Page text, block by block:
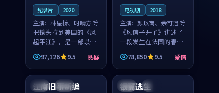
纪录片 2020
主演： 林星桥、时晴方 等
把镜头拉到美国的《风
起平江》，是一部以时
光记忆为底色的悬疑作
品。林星桥和时晴方贡
献了2020年颇受关注的
合作演出，影片在情感
层次与现实质感之间
97,126 9.5 悬疑
电视剧 2018
主演： 颜以南、余可遇 等
《风信子开了》讲述了
一段发生在法国的春日
漫步故事。颜以南饰演
的主角与余可遇的角色
因一场意外卷入更深的
纠葛，爱情元素贯穿始
终，节奏稳健而富有张
78,850 9.5 爱情
日本 院线
江南旧事新编 中国 独播
银翼逃生